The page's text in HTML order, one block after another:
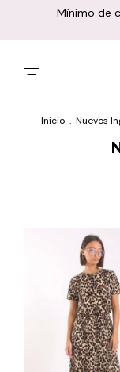
Mínimo de
Inicio . Nuevos